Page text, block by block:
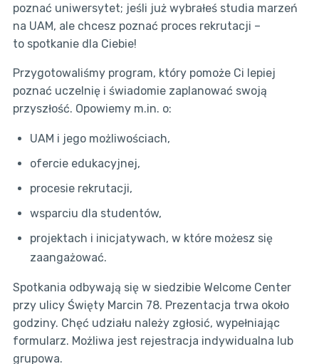
poznać uniwersytet; jeśli już wybrałeś studia marzeń
na UAM, ale chcesz poznać proces rekrutacji –
to spotkanie dla Ciebie!
Przygotowaliśmy program, który pomoże Ci lepiej
poznać uczelnię i świadomie zaplanować swoją
przyszłość. Opowiemy m.in. o:
UAM i jego możliwościach,
ofercie edukacyjnej,
procesie rekrutacji,
wsparciu dla studentów,
projektach i inicjatywach, w które możesz się
zaangażować.
Spotkania odbywają się w siedzibie Welcome Center
przy ulicy Święty Marcin 78. Prezentacja trwa około
godziny. Chęć udziału należy zgłosić, wypełniając
formularz. Możliwa jest rejestracja indywidualna lub
grupowa.